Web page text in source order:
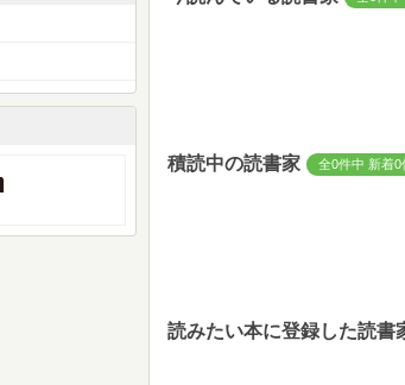
積読中の読書家 全0件中 新着0
読みたい本に登録した読書